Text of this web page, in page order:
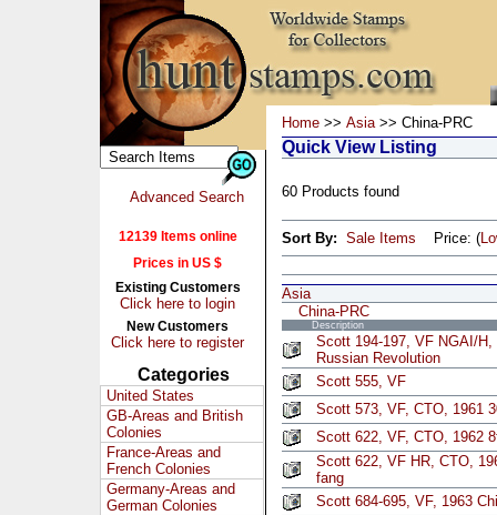
Advanced Search
12139 Items online
Prices in US $
Existing Customers
Click here to login
New Customers
Click here to register
Categories
United States
GB-Areas and British
Colonies
France-Areas and
French Colonies
Germany-Areas and
German Colonies
Home >> Asia>> China-PRC
Quick View Listing
60 Products found
Sort By: Sale Items Price: (
Asia
China-PRC
Description
Scott 194-197, VF NGAI/
Russian Revolution
Scott 555, VF
Scott 573, VF, CTO, 1961
Scott 622, VF, CTO, 1962
Scott 622, VF HR, CTO,
fang
Scott 684-695, VF, 1963